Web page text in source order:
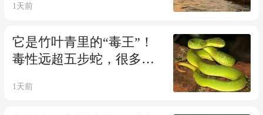
越有福
1天前
它是竹叶青里的“毒王”！
毒性远超五步蛇，很多人
1天前